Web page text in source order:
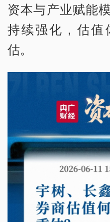
资本与产业赋能
持续强化，估值
估。